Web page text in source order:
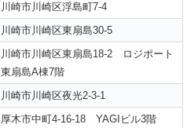
川崎市川崎区浮島町7-4
川崎市川崎区東扇島30-5
川崎市川崎区東扇島18-2 ロジポート
東扇島A棟7階
川崎市川崎区夜光2-3-1
厚木市中町4-16-18 YAGIビル3階